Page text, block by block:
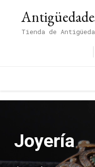
Tienda de
Joyería